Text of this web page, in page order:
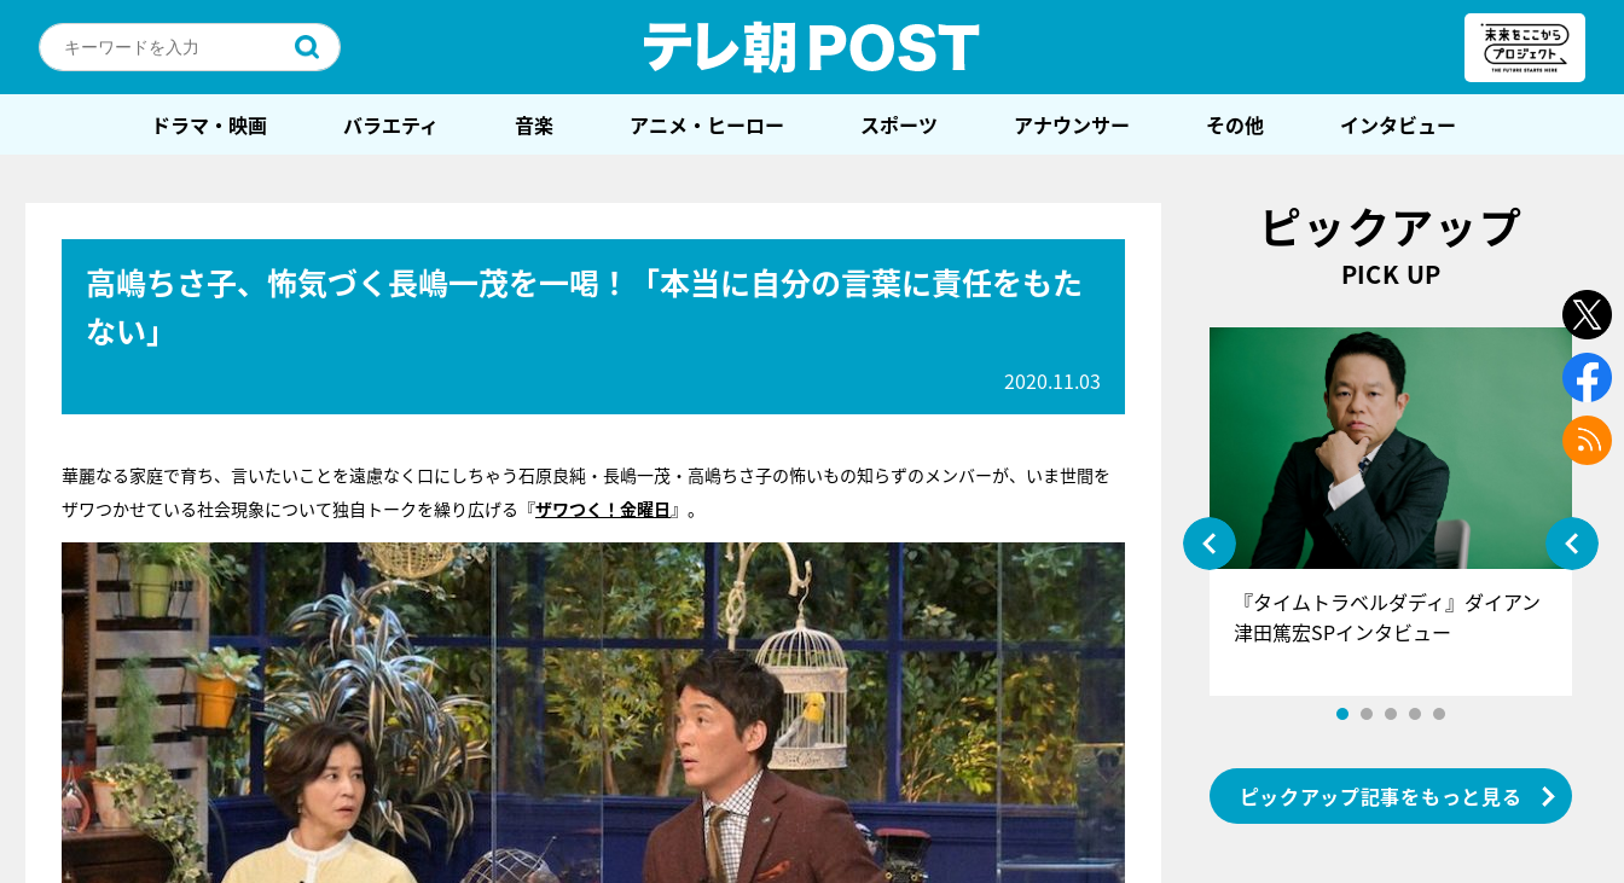
ドラマ・映画 バラエティ 音楽 アニメ・ヒーロー スポーツ アナウンサー その他 インタビュー
高嶋ちさ子、怖気づく長嶋一茂を一喝！「本当に自分の言葉に責任をもた
ない」
2020.11.03
華麗なる家庭で育ち、言いたいことを遠慮なく口にしちゃう石原良純・長嶋一茂・高嶋ちさ子の怖いもの知らずのメンバーが、いま世間を
ザワつかせている社会現象について独自トークを繰り広げる『ザワつく！金曜日』。
ピックアップ
PICK UP
『アイ＝ラブ！げーみんぐ』＝LOV
E齋藤樹愛羅＆佐々木舞香SPインタ
ビュー
『タイムトラベルダディ』ダイアン
津田篤宏SPインタビュー
ピックアップ記事をもっと見る